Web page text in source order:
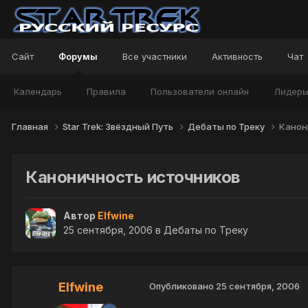
Сайт Форумы
Календарь Правила Пользователи онлайн Лидеры
Все участники Активность Чат
Главная Star Trek: Звёздный Путь Дебаты по Треку
Каноничность источников
Автор Elfwine
25 сентября, 2006 в Дебаты по Треку
Elfwine Опубликовано 25 сентября, 2006